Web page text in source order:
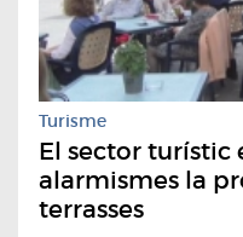
Turisme
El sector turístic
alarmismes la
terrasses